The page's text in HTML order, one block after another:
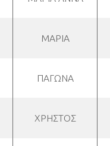
ΜΑΡΙΑ
ΠΑΓΩΝΑ
ΧΡΗΣΤΟΣ